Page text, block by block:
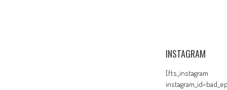
INSTAGRAM
[fts_instagram